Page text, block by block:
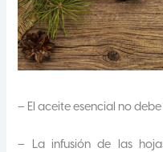
– El aceite esencial no
– La infusión de las